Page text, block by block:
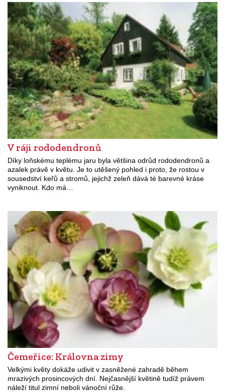
V ráji rododendronů
Díky loňskému teplému jaru byla většina odrůd rododendronů a
azalek právě v květu. Je to utěšený pohled i proto, že rostou v
sousedství keřů a stromů, jejichž zeleň dává té barevné kráse
vyniknout. Kdo má…
Čemeřice: Královna zimy
Velkými květy dokáže udivit v zasněžené zahradě během
mrazivých prosincových dní. Nejčasnější květině tudíž právem
náleží titul zimní neboli vánoční růže.